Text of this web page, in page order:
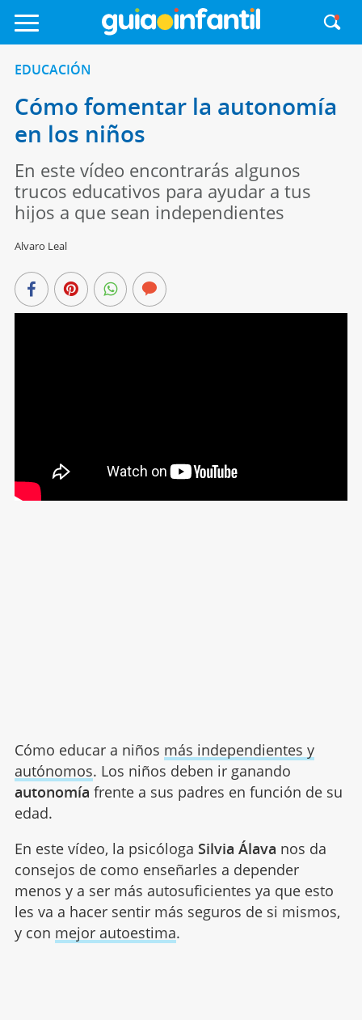
EDUCACIÓN
Cómo fomentar la autonomía
en los niños
En este vídeo encontrarás algunos
trucos educativos para ayudar a tus
hijos a que sean independientes
Alvaro Leal
Cómo educar a niños más independientes y
autónomos. Los niños deben ir ganando
autonomía frente a sus padres en función de su
edad.
En este vídeo, la psicóloga Silvia Álava nos da
consejos de como enseñarles a depender
menos y a ser más autosuficientes ya que esto
les va a hacer sentir más seguros de si mismos,
y con mejor autoestima.